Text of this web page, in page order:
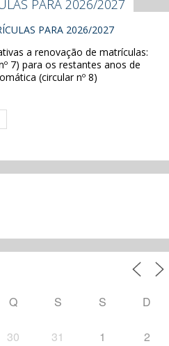
PARA 2026/2027
a renovação de matrículas:
7) para os restantes anos de
(circular nº 8)
Q S S D
30 31 1 2